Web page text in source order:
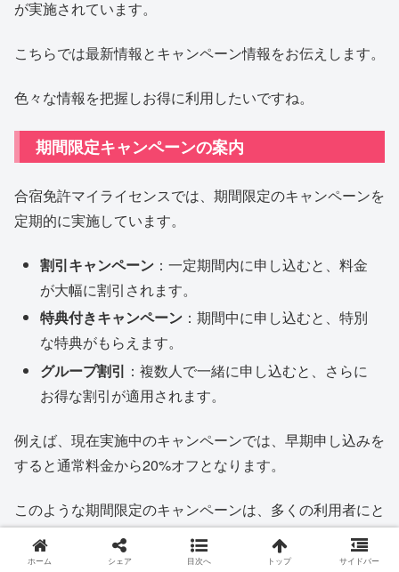
が実施されています。
こちらでは最新情報とキャンペーン情報をお伝えします。
色々な情報を把握しお得に利用したいですね。
期間限定キャンペーンの案内
合宿免許マイライセンスでは、期間限定のキャンペーンを
定期的に実施しています。
割引キャンペーン ：一定期間内に申し込むと、料金
が大幅に割引されます。
特典付きキャンペーン ：期間中に申し込むと、特別
な特典がもらえます。
グループ割引 ：複数人で一緒に申し込むと、さらに
お得な割引が適用されます。
例えば、現在実施中のキャンペーンでは、早期申し込みを
すると通常料金から20%オフとなります。
このような期間限定のキャンペーンは、多くの利用者にと
って魅力的なものとなっています。
ホーム シェア 目次へ トップ サイドバー